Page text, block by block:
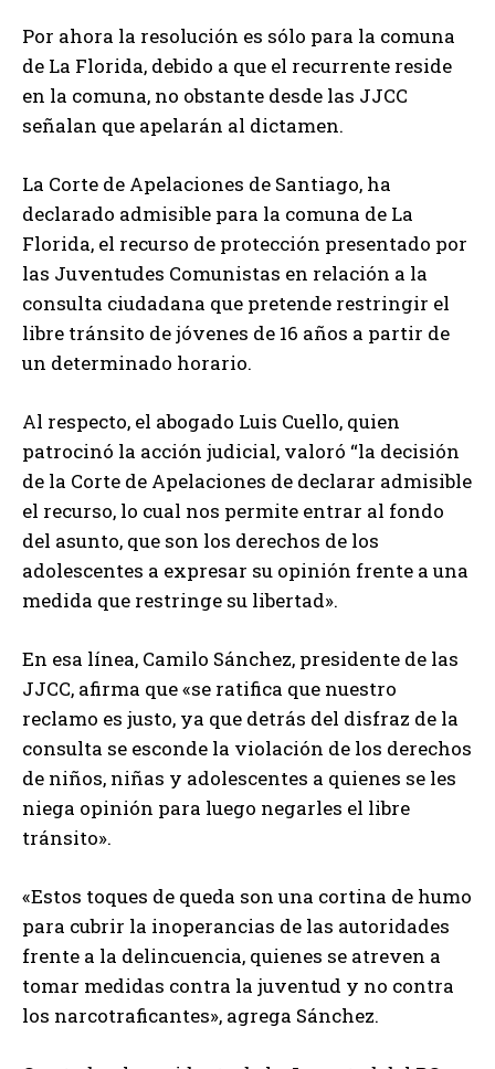
Por ahora la resolución es sólo para la comuna
de La Florida, debido a que el recurrente reside
en la comuna, no obstante desde las JJCC
señalan que apelarán al dictamen.
La Corte de Apelaciones de Santiago, ha
declarado admisible para la comuna de La
Florida, el recurso de protección presentado por
las Juventudes Comunistas en relación a la
consulta ciudadana que pretende restringir el
libre tránsito de jóvenes de 16 años a partir de
un determinado horario.
Al respecto, el abogado Luis Cuello, quien
patrocinó la acción judicial, valoró “la decisión
de la Corte de Apelaciones de declarar admisible
el recurso, lo cual nos permite entrar al fondo
del asunto, que son los derechos de los
adolescentes a expresar su opinión frente a una
medida que restringe su libertad».
En esa línea, Camilo Sánchez, presidente de las
JJCC, afirma que «se ratifica que nuestro
reclamo es justo, ya que detrás del disfraz de la
consulta se esconde la violación de los derechos
de niños, niñas y adolescentes a quienes se les
niega opinión para luego negarles el libre
tránsito».
«Estos toques de queda son una cortina de humo
para cubrir la inoperancias de las autoridades
frente a la delincuencia, quienes se atreven a
tomar medidas contra la juventud y no contra
los narcotraficantes», agrega Sánchez.